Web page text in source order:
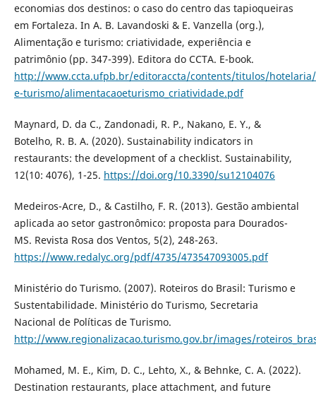
economias dos destinos: o caso do centro das tapioqueiras
em Fortaleza. In A. B. Lavandoski & E. Vanzella (org.),
Alimentação e turismo: criatividade, experiência e
patrimônio (pp. 347-399). Editora do CCTA. E-book.
http://www.ccta.ufpb.br/editoraccta/contents/titulos/
e-turismo/alimentacaoeturismo_criatividade.pdf
Maynard, D. da C., Zandonadi, R. P., Nakano, E. Y., &
Botelho, R. B. A. (2020). Sustainability indicators in
restaurants: the development of a checklist. Sustainability,
12(10: 4076), 1-25. https://doi.org/10.3390/su12104076
Medeiros-Acre, D., & Castilho, F. R. (2013). Gestão ambiental
aplicada ao setor gastronômico: proposta para Dourados-
MS. Revista Rosa dos Ventos, 5(2), 248-263.
https://www.redalyc.org/pdf/4735/473547093005.pdf
Ministério do Turismo. (2007). Roteiros do Brasil: Turismo e
Sustentabilidade. Ministério do Turismo, Secretaria
Nacional de Políticas de Turismo.
http://www.regionalizacao.turismo.gov.br/images/
Mohamed, M. E., Kim, D. C., Lehto, X., & Behnke, C. A. (2022).
Destination restaurants, place attachment, and future